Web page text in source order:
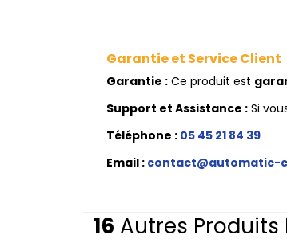
Garantie et Service Client
Garantie : Ce produit est
Support et Assistance : Si
Téléphone : 05 45 21 84 39
Email : contact@automatic-
16 Autres Produits